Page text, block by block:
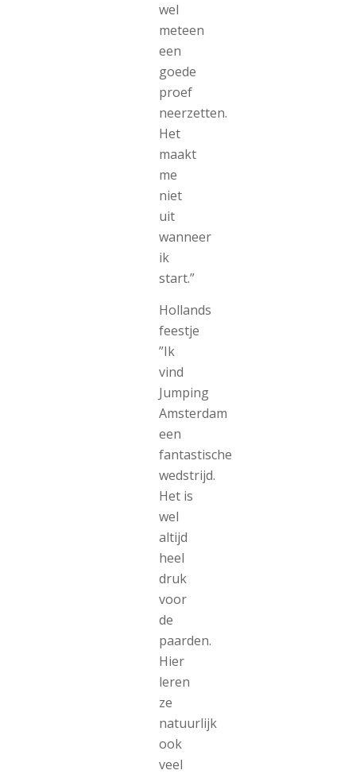
wel
meteen
een
goede
proef
neerzetten.
Het
maakt
me
niet
uit
wanneer
ik
start.”
Hollands
feestje
”Ik
vind
Jumping
Amsterdam
een
fantastische
wedstrijd.
Het is
wel
altijd
heel
druk
voor
de
paarden.
Hier
leren
ze
natuurlijk
ook
veel